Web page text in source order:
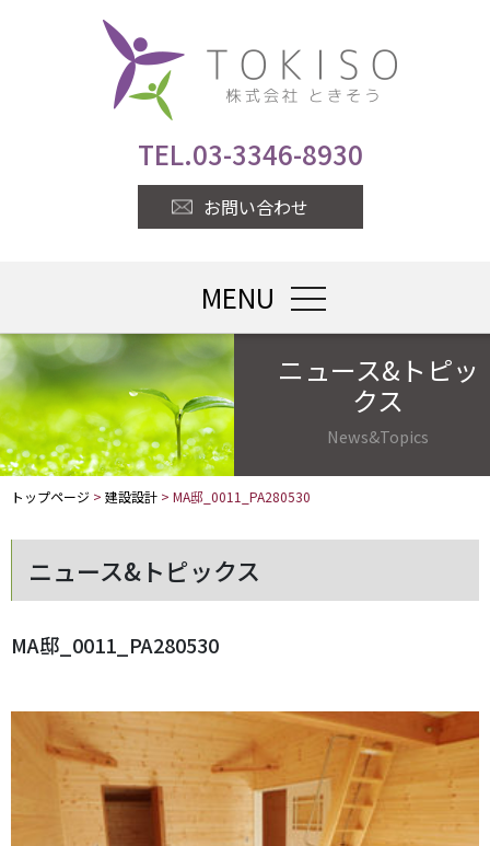
TEL.03-3346-8930
お問い合わせ
MENU toggle
ニュース&トピッ
クス
News&Topics
トップページ > 建設設計 > MA邸_0011_PA280530
ニュース&トピックス
MA邸_0011_PA280530